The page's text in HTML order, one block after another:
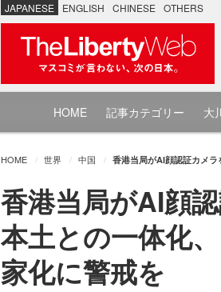
JAPANESE ENGLISH CHINESE OTHERS
HOME 記事カテゴリー 大
HOME 世界 中国 香港当局がAI顔認証カメ
香港当局がAI顔
本土との一体化
家化に警戒を